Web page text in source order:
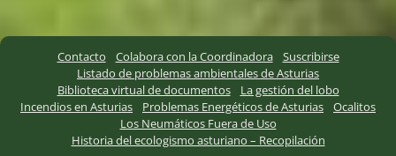
Contacto Colabora con la Coordinadora
Suscribirse
Listado de problemas ambientales de Asturias
Biblioteca virtual de documentos
La gestión del lobo
Incendios en Asturias
Problemas Energéticos de Asturias
Ocalitos
Los Neumáticos Fuera de Uso
Historia del ecologismo asturiano – Recopilación